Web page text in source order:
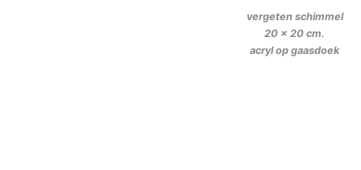
vergeten schimmel
20 x 20 cm.
acryl op gaasdoek